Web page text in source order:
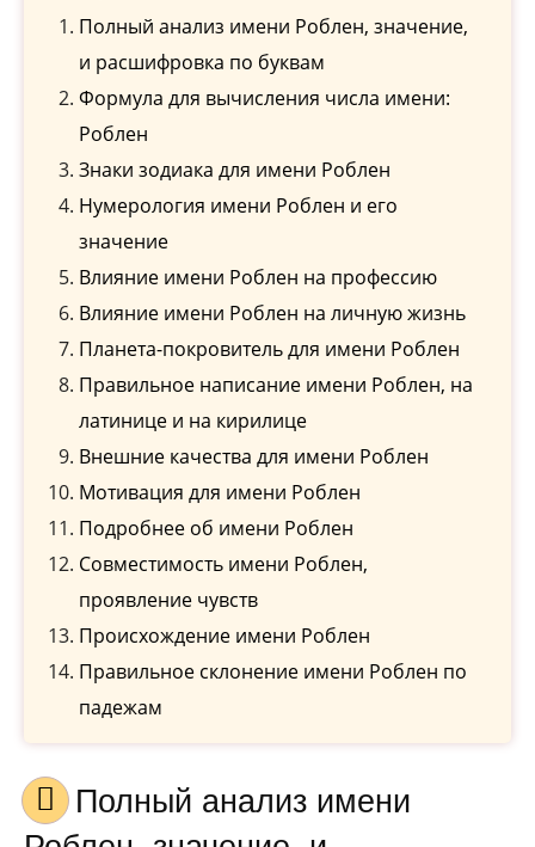
Полный анализ имени Роблен, значение,
и расшифровка по буквам
Формула для вычисления числа имени:
Роблен
Знаки зодиака для имени Роблен
Нумерология имени Роблен и его
значение
Влияние имени Роблен на профессию
Влияние имени Роблен на личную жизнь
Планета-покровитель для имени Роблен
Правильное написание имени Роблен, на
латинице и на кирилице
Внешние качества для имени Роблен
Мотивация для имени Роблен
Подробнее об имени Роблен
Совместимость имени Роблен,
проявление чувств
Происхождение имени Роблен
Правильное склонение имени Роблен по
падежам
Полный анализ имени